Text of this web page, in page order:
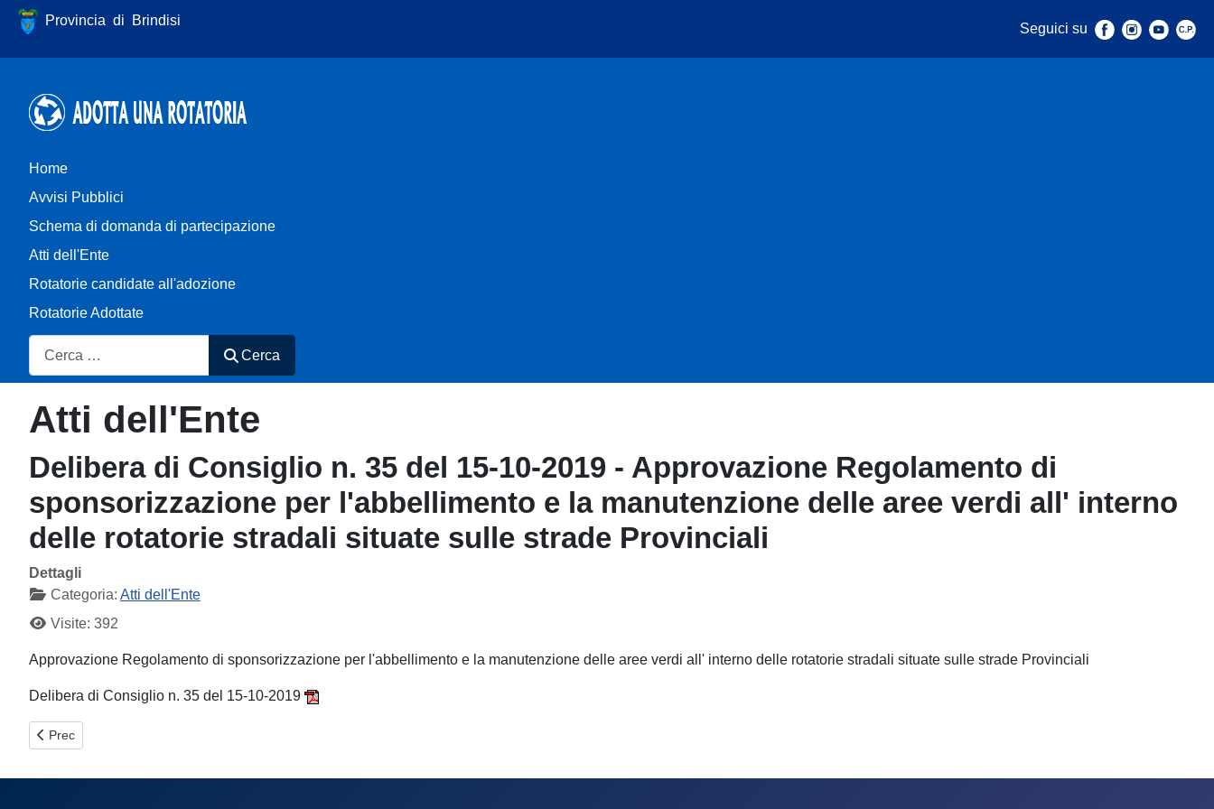
Provincia di Brindisi
Seguici su
Home
Avvisi Pubblici
Schema di domanda di partecipazione
Atti dell'Ente
Rotatorie candidate all'adozione
Rotatorie Adottate
Cerca
Atti dell'Ente
Delibera di Consiglio n. 35 del 15-10-2019 - Approvazione Regolamento di
sponsorizzazione per l'abbellimento e la manutenzione delle aree verdi all' interno
delle rotatorie stradali situate sulle strade Provinciali
Dettagli
Categoria: Atti dell'Ente
Visite: 392
Approvazione Regolamento di sponsorizzazione per l'abbellimento e la manutenzione delle aree verdi all' interno delle rotatorie stradali situate sulle strade Provinciali
Delibera di Consiglio n. 35 del 15-10-2019
Articolo precedente: Decreto del Presidente n. 154 del 21/11/2023 - Atto d’indirizzo per avviare accordi di sponsorizzazione nell’ambito del progetto “ADOTTA UNA ROTATORIA”
Prec